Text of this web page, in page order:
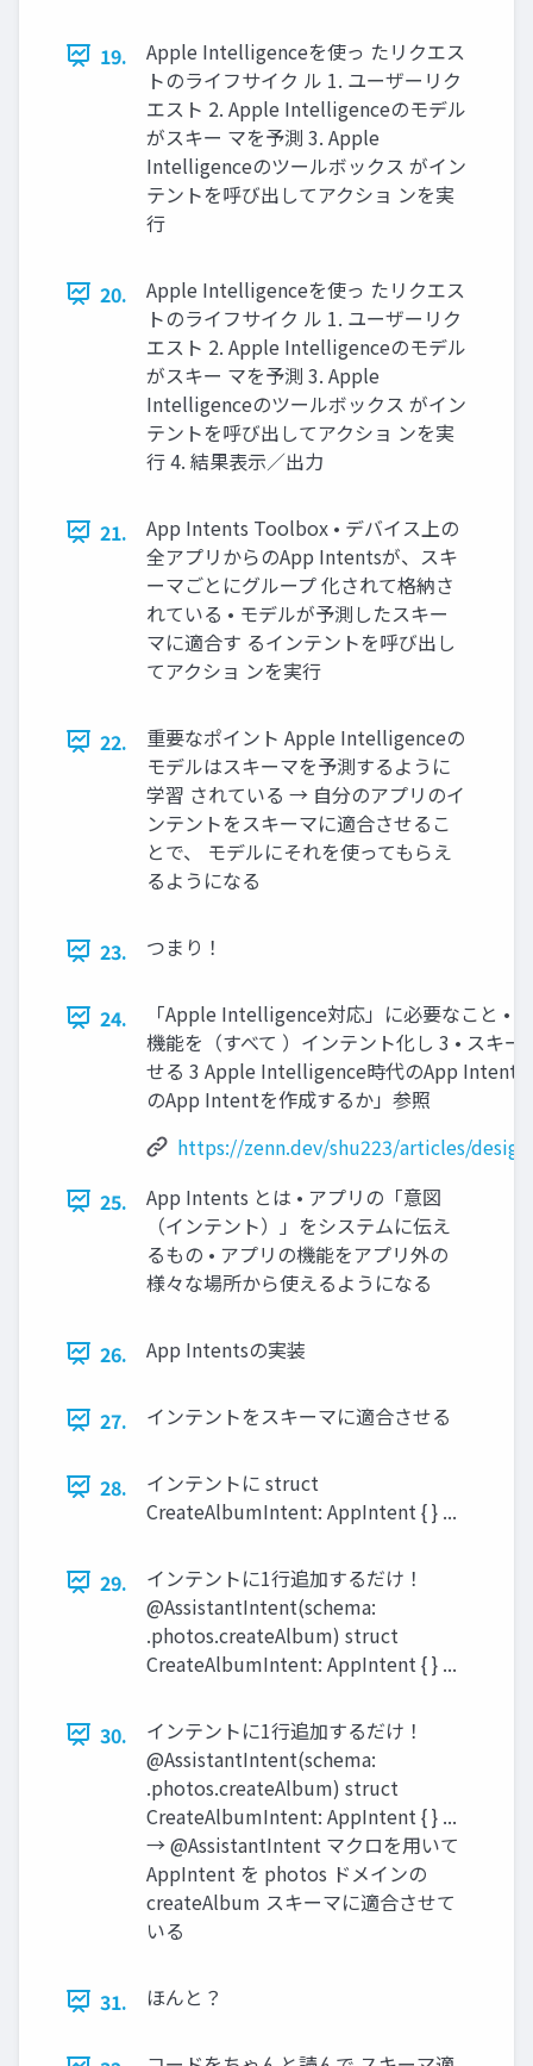
19.
Apple Intelligenceを使っ たリクエス
トのライフサイク ル 1. ユーザーリク
エスト 2. Apple Intelligenceのモデル
がスキー マを予測 3. Apple
Intelligenceのツールボックス がイン
テントを呼び出してアクショ ンを実
行
20.
Apple Intelligenceを使っ たリクエス
トのライフサイク ル 1. ユーザーリク
エスト 2. Apple Intelligenceのモデル
がスキー マを予測 3. Apple
Intelligenceのツールボックス がイン
テントを呼び出してアクショ ンを実
行 4. 結果表示／出力
21.
App Intents Toolbox • デバイス上の
全アプリからのApp Intentsが、スキ
ーマごとにグループ 化されて格納さ
れている • モデルが予測したスキー
マに適合す るインテントを呼び出し
てアクショ ンを実行
22.
重要なポイント Apple Intelligenceの
モデルはスキーマを予測するように
学習 されている → 自分のアプリのイ
ンテントをスキーマに適合させるこ
とで、 モデルにそれを使ってもらえ
るようになる
23. つまり！
24.
「Apple Intelligence対応」に必要なこと •
機能を（すべて ）インテント化し 3 • スキー
せる 3 Apple Intelligence時代のApp Intents
のApp Intentを作成するか」参照
https://zenn.dev/shu223/articles/
25.
App Intents とは • アプリの「意図
（インテント）」をシステムに伝え
るもの • アプリの機能をアプリ外の
様々な場所から使えるようになる
26. App Intentsの実装
27. インテントをスキーマに適合させる
28.
インテントに struct
CreateAlbumIntent: AppIntent { } ...
29.
インテントに1行追加するだけ！
@AssistantIntent(schema:
.photos.createAlbum) struct
CreateAlbumIntent: AppIntent { } ...
30.
インテントに1行追加するだけ！
@AssistantIntent(schema:
.photos.createAlbum) struct
CreateAlbumIntent: AppIntent { } ...
→ @AssistantIntent マクロを用いて
AppIntent を photos ドメインの
createAlbum スキーマに適合させて
いる
31. ほんと？